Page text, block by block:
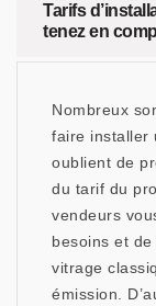
Tarifs
tenez en
Nombreux
faire installer
oublient de
du tarif du
vendeurs
besoins et
vitrage
émission.